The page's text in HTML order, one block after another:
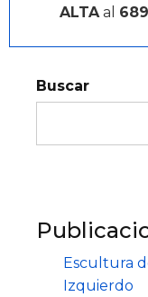
ALTAal 689
Buscar
Escultura
Izquierdo